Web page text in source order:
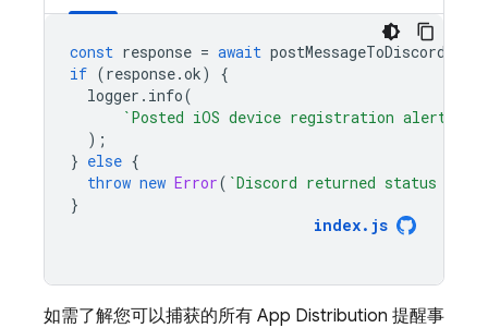
const response = await postMessageToDiscord
if (response.ok)
{
logger . info(
`Posted iOS device registration alert
);
} else {
throw new Error( `Discord returned status code
}
index. js
如需了解您可以捕获的所有 App Distribution 提醒事